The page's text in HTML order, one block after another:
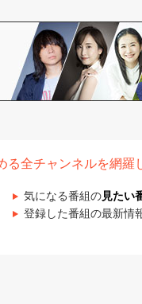
全チャンネルを網羅
気になる番組の見たい
登録した番組の最新情